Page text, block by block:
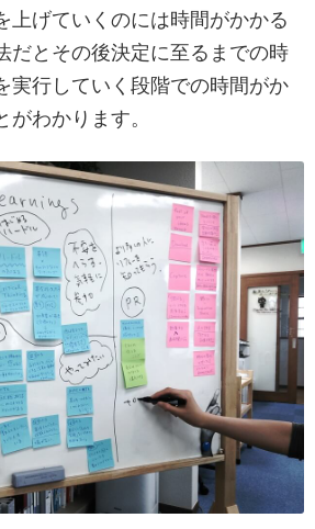
上げていくのには時間がかかる
だとその後決定に至るまでの時
実行していく段階での時間がか
わかります。